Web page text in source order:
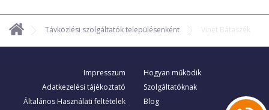
Távközlési szolgáltatók településenként Vinet Bátaszék
Impresszum
Adatkezelési tájékoztató
Általános Használati feltételek
Hogyan működik
Szolgáltatóknak
Blog